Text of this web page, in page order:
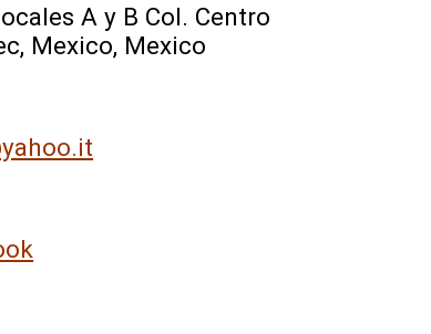
A y B Col. Centro
Mexico, Mexico